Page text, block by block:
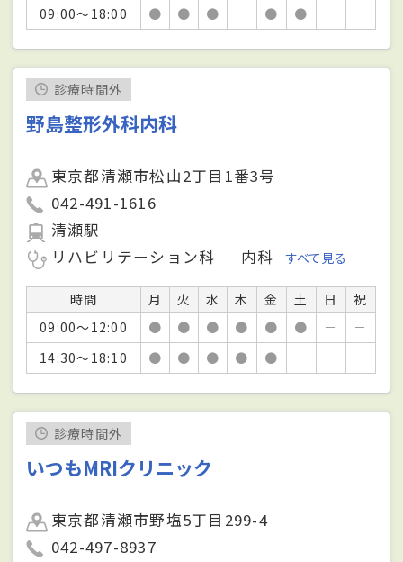
09:00～18:00
● ● ● － ● ● － －
診療時間外
野島整形外科内科
東京都清瀬市松山2丁目1番3号
042-491-1616
清瀬駅
リハビリテーション科
内科 すべて見る
時間 月 火 水 木 金 土 日
祝
09:00～12:00
● ● ● ● ● ● －
－
14:30～18:10
● ● ● ● ● － － －
診療時間外
いつもMRIクリニック
東京都清瀬市野塩5丁目299-4
042-497-8937